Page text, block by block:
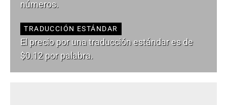
números.
TRADUCCIÓN ESTÁNDAR
El precio por una traducción estándar es de
$0.12 por palabra.